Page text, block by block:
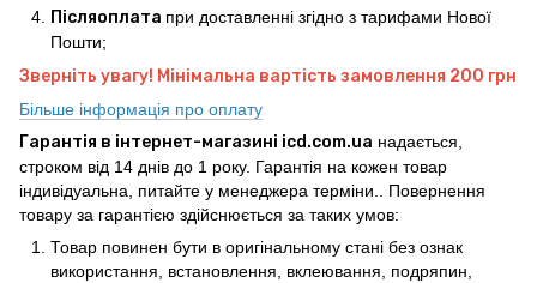
Післяоплата при доставленні згідно з тарифами Нової
Пошти;
Зверніть увагу! Мінімальна вартість замовлення 200 грн
Більше інформація про оплату
Гарантія в інтернет-магазині icd.com.ua надається,
строком від 14 днів до 1 року. Гарантія на кожен товар
індивідуальна, питайте у менеджера терміни.. Повернення
товару за гарантією здійснюється за таких умов:
Товар повинен бути в оригінальному стані без ознак
використання, встановлення, вклеювання, подряпин,